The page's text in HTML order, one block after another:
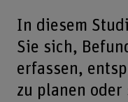
In diesem
Sie sich,
erfassen,
zu planen